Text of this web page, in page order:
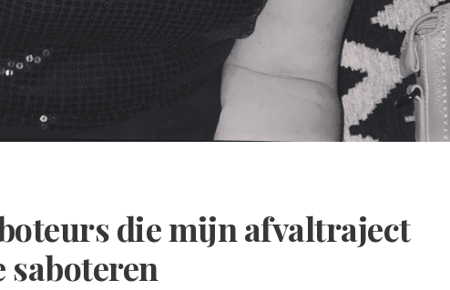
die mijn afvaltraject
saboteren